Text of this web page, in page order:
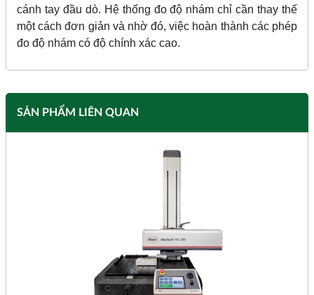
cánh tay đầu dò. Hệ thống đo độ nhám chỉ cần thay thế
một cách đơn giản và nhờ đó, việc hoàn thành các phép
đo độ nhám có độ chính xác cao.
SẢN PHẨM LIÊN QUAN